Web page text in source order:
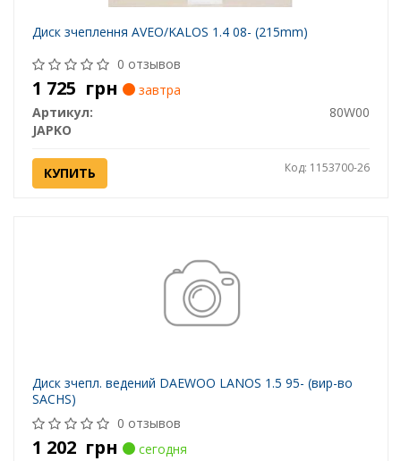
Диск зчеплення AVEO/KALOS 1.4 08- (215mm)
0 отзывов
1 725 грн
завтра
Артикул:
80W00
JAPKO
КУПИТЬ Код: 1153700-26
Диск зчепл. ведений DAEWOO LANOS 1.5 95- (вир-во
SACHS)
0 отзывов
1 202 грн
сегодня